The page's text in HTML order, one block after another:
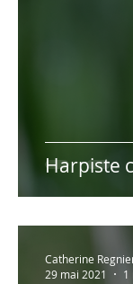
Harpiste
Catherine
29 mai 2021
1